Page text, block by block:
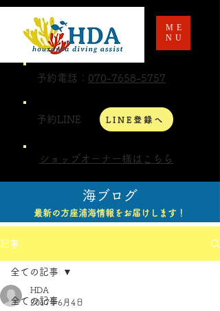
予約電話： 070-7658-5757
予約LINE LINE登録へ
ショップオーナー様はこちら
ME
NU
海ブログ
最新の方座浦海情報をお届けします！
記事
全ての記事
全ての記事
HDA
2017年6月4日